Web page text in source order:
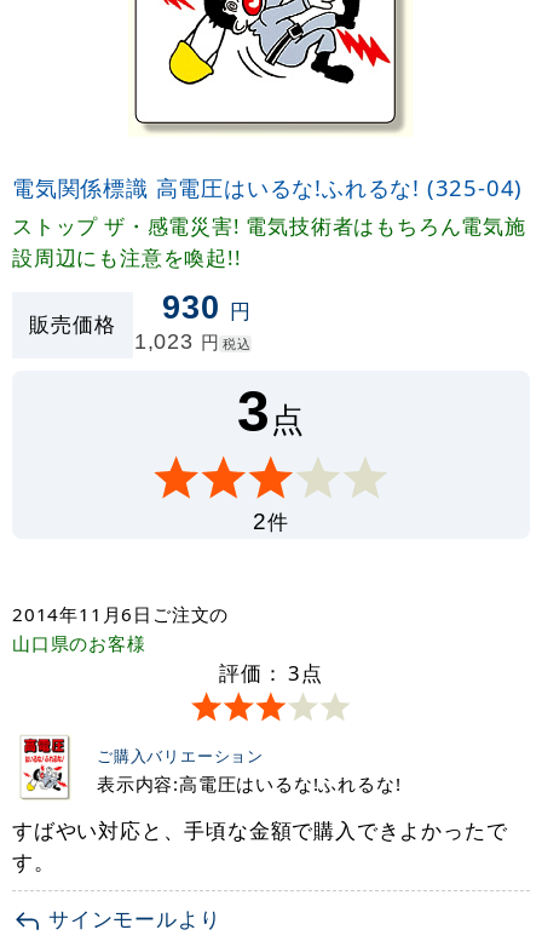
電気関係標識 高電圧はいるな!ふれるな! (325-04)
ストップ ザ・感電災害! 電気技術者はもちろん電気施
設周辺にも注意を喚起!!
販売価格 930 円
1,023 円 税込
3点
2件
2014年11月6日 ご注文の
山口県のお客様
評価： 3点
ご購入バリエーション
表示内容:高電圧はいるな!ふれるな!
すばやい対応と、手頃な金額で購入できよかったで
す。
サインモールより